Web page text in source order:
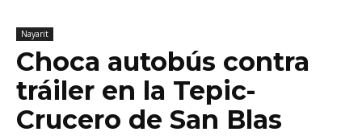
Nayarit
Choca autobús contra
tráiler en la Tepic-
Crucero de San Blas